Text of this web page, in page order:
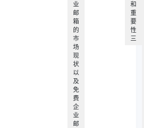
业
邮
箱
的
市
场
现
状
以
及
免
费
企
业
邮
和
重
要
性
三